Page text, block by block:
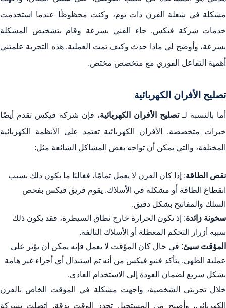
مشكلة في شعلة الفرن ذات يوم، وكنت محظوظًا عندما استخدمت
خدمات شركة فيكس. جاء الفني بسرعة وقام بتشخيص المشكلة
بسرعة، وأوضح لي ماذا حدث وكيف تمت العملية. هذه التجربة علمتني
أهمية التفاعل الفوري مع متخصص مختص.
تصليح الأفران الكهربائية
أما بالنسبة لـتصليح الأفران الكهربائية، فإن شركة فيكس تقدم أيضًا
خبرات متخصصة. الأفران الكهربائية تعتمد على الأنظمة الكهربائية
المختلفة، والتي يمكن أن تواجه بعض المشاكل الشائعة مثل:
نقص الطاقة: إذا كان الفرن لا يعمل تمامًا، فغالبًا ما يكون ذلك بسبب
انقطاع الطاقة أو مشكلة في الأسلاك. يقوم فريق فيكس بفحص
السلك والمفاتيح بشكل دقيق.
سخونة زائدة: إذ تكون الحرارة خارج نطاق السيطرة، فقد يكون ذلك
سببه أزرار التحكم المعطلة أو الأسلاك التالفة.
المؤقت سيئ: في حال كان المؤقت لا يعمل فإنه يمكن أن يؤثر على
عملية الطهي. يتأكد فنيو فيكس من أنه تم استبدال أي أجزاء غير هامة
بشكل سريع لضمان العودة إلى الاستخدام العادي.
خلال تجربتي الشخصية، واجهت مشكلة في المؤقت الخاص بالفرن
الكهربائي، وأصبح من المستحيل تحدد الوقت بدقة. اتصلت بشركة